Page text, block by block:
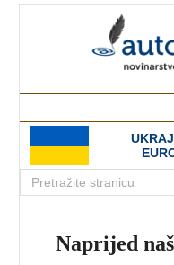
Naprijed